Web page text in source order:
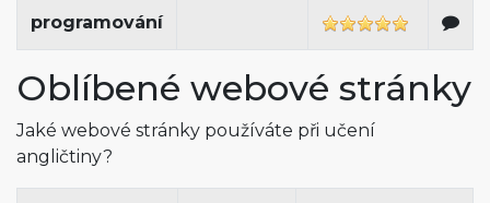
programování
Oblíbené webové stránky
Jaké webové stránky používáte při učení
angličtiny?